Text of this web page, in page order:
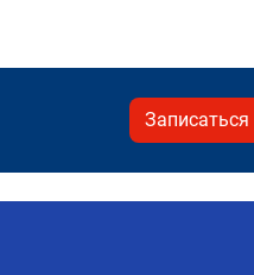
Записаться